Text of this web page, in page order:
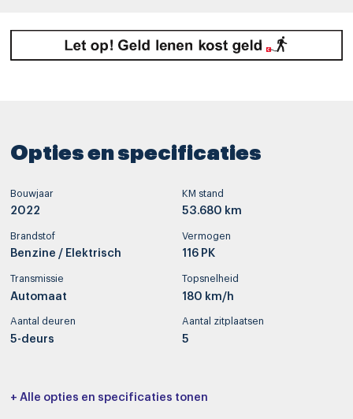
Opties en specificaties
Bouwjaar
2022
KM stand
53.680 km
Brandstof
Benzine / Elektrisch
Vermogen
116 PK
Transmissie
Automaat
Topsnelheid
180 km/h
Aantal deuren
5-deurs
Aantal zitplaatsen
5
Interieurkleur Bekleding
+ Alle opties en specificaties tonen